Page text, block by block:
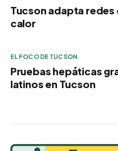
Tucson adapta redes
calor
EL FOCO DE TUCSON
Pruebas hepáticas
latinos en Tucson